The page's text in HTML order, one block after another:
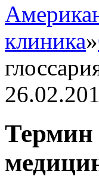
клиника»
Термин